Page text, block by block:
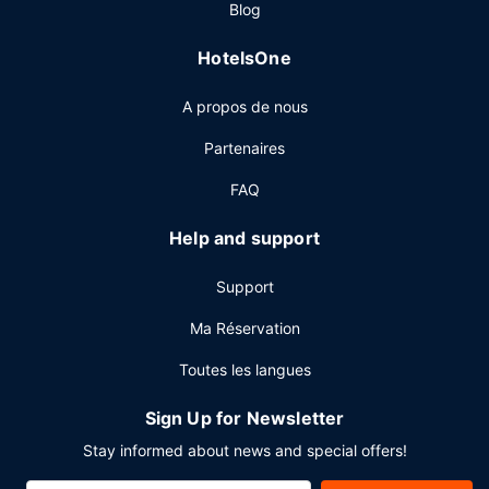
verre au bar en bord de piscine ou dans un des 2
sur commande est servi tous les jours de 06 h 30 à 11 h 30
Les équipements et services proposés incluent un centre
d'affaires ouvert 24 h/24, un service de location de
vous devez organiser une réunion à La Nouvelle-Orléans,
faites confiance à cet hôtel qui dispose d'espaces
un espace de conférence et des salles de réunion.
Blog
HotelsOne
A propos de nous
Partenaires
FAQ
Help and support
Support
Ma Réservation
Toutes les langues
Sign Up for Newsletter
Stay informed about news and special offers!